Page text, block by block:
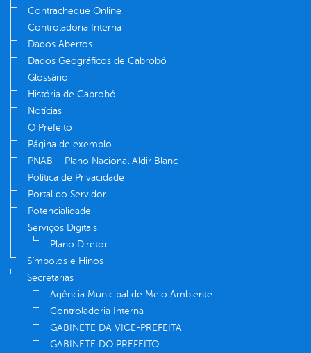
Contracheque Online
Controladoria Interna
Dados Abertos
Dados Geográficos de Cabrobó
Glossário
História de Cabrobó
Notícias
O Prefeito
Página de exemplo
PNAB – Plano Nacional Aldir Blanc
Política de Privacidade
Portal do Servidor
Potencialidade
Serviços Digitais
Plano Diretor
Símbolos e Hinos
Secretarias
Agência Municipal de Meio Ambiente
Controladoria Interna
GABINETE DA VICE-PREFEITA
GABINETE DO PREFEITO